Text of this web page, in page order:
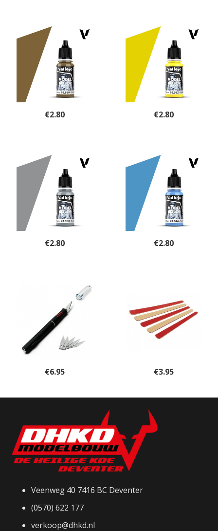
€2.80 €2.80
€2.80 €2.80
€6.95 €3.95
Veenweg 40 7416 BC Deventer
(0570) 622 177
verkoop@dhkd.nl